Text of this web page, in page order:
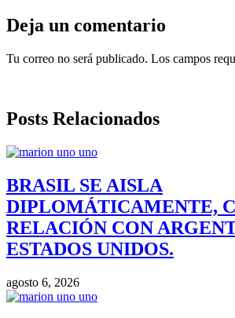
Deja un comentario
Tu correo no será publicado. Los campos
Posts Relacionados
BRASIL SE AISLA
DIPLOMÁTICAMENTE,
RELACIÓN CON
ESTADOS UNIDOS.
agosto 6, 2026